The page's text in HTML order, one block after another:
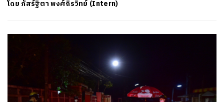
โดย ภัสร์ฐิตา พงศ์ถิรวิทย์ (Intern)
SHARE TWEET LINE